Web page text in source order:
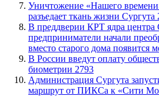
​Уничтожение «Нашего
разъедает ткань жизни Сургута
​В преддверии КРТ ядра центра
предприниматели начали
вместо старого дома появится
В России введут оплату
биометрии 2793
​Администрация Сургута
маршрут от ПИКСа к «Сити